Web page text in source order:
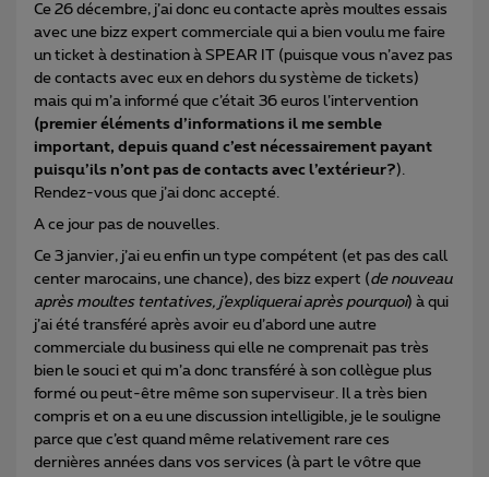
Ce 26 décembre, j’ai donc eu contacte après moultes essais
avec une bizz expert commerciale qui a bien voulu me faire
un ticket à destination à SPEAR IT (puisque vous n’avez pas
de contacts avec eux en dehors du système de tickets)
mais qui m’a informé que c’était 36 euros l’intervention
(premier éléments d’informations il me semble
important, depuis quand c’est nécessairement payant
puisqu’ils n’ont pas de contacts avec l’extérieur?).
Rendez-vous que j’ai donc accepté.
A ce jour pas de nouvelles.
Ce 3 janvier, j’ai eu enfin un type compétent (et pas des call
center marocains, une chance), des bizz expert (de nouveau
après moultes tentatives, j’expliquerai après pourquoi) à qui
j’ai été transféré après avoir eu d’abord une autre
commerciale du business qui elle ne comprenait pas très
bien le souci et qui m’a donc transféré à son collègue plus
formé ou peut-être même son superviseur. Il a très bien
compris et on a eu une discussion intelligible, je le souligne
parce que c’est quand même relativement rare ces
dernières années dans vos services (à part le vôtre que